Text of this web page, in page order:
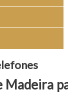
Madeira